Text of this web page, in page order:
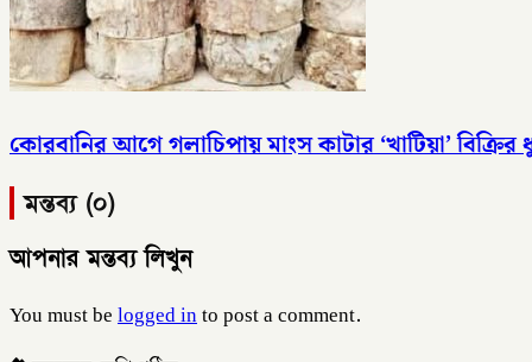
কোরবানির আগে গলাচিপায় মাংস কাটার ‘খাটিয়া’ বিক্রির
মন্তব্য (০)
আপনার মন্তব্য লিখুন
You must belogged into post a comment.